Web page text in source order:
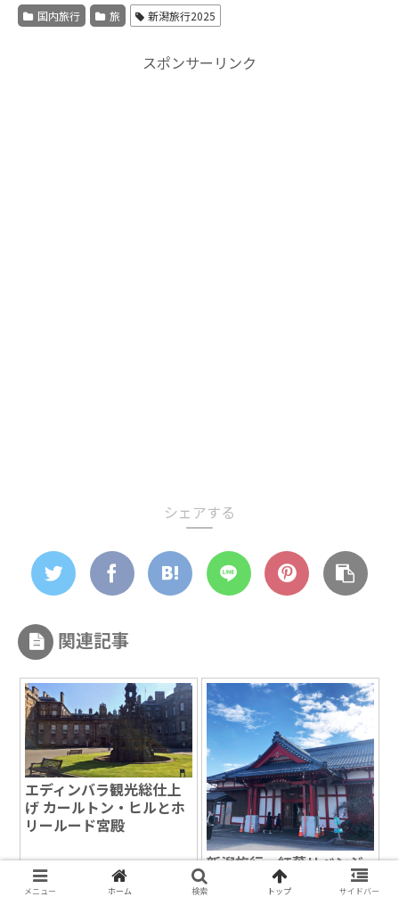
国内旅行 旅 新潟旅行2025
スポンサーリンク
シェアする
関連記事
エディンバラ観光総仕上
げ カールトン・ヒルとホ
リールード宮殿
新潟旅行 紅葉リベンジ
成功！弥彦公園の真っ赤
なもみじ
メニュー ホーム 検索 トップ サイドバー